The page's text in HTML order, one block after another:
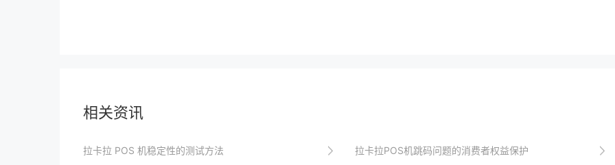
相关资讯
拉卡拉 POS 机稳定性的测试方法 拉卡拉POS机跳码问题的消费者权益保护